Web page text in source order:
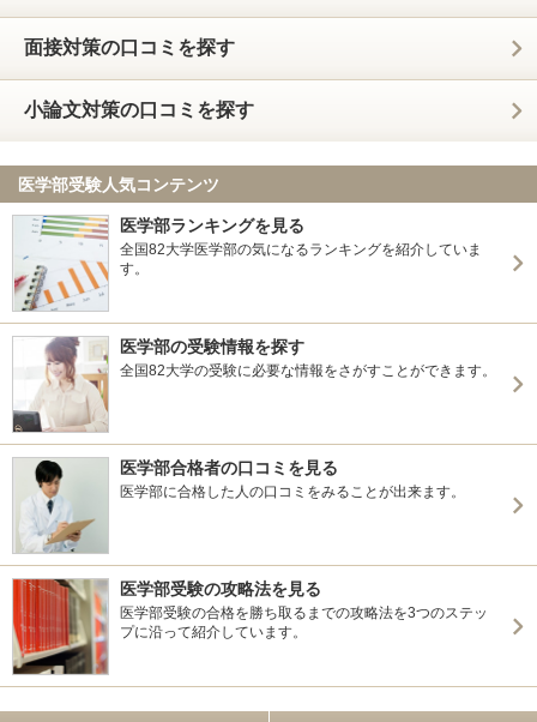
面接対策の口コミを探す
小論文対策の口コミを探す
医学部受験人気コンテンツ
医学部ランキングを見る
全国82大学医学部の気になるランキングを紹介していま
す。
医学部の受験情報を探す
全国82大学の受験に必要な情報をさがすことができます。
医学部合格者の口コミを見る
医学部に合格した人の口コミをみることが出来ます。
医学部受験の攻略法を見る
医学部受験の合格を勝ち取るまでの攻略法を3つのステッ
プに沿って紹介しています。